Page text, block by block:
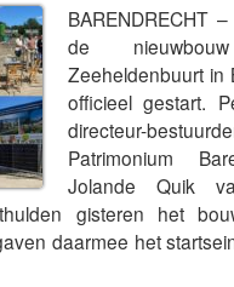
BARENDRECHT
de
Zeeheldenbuurt in
officieel gestart.
directeur-
Patrimonium
Jolande Quik
gisteren het
daarmee het